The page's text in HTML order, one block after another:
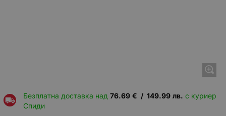
Безплатна доставка над 76.69 € / 149.99 лв. с куриер
Спиди